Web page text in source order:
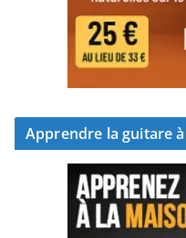
Apprendre la guitare